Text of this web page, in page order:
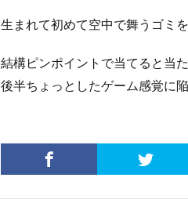
生まれて初めて空中で舞うゴミ
結構ピンポイントで当てると当
後半ちょっとしたゲーム感覚に